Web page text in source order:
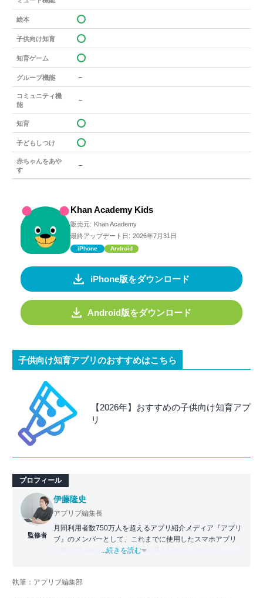
絵本
子供向け知育
知育ゲーム
グループ機能 －
コミュニティ機
能
－
知育
子どもしつけ
赤ちゃんをあや
す
－
Khan Academy Kids
販売元: Khan Academy
最終アップデート日: 2026年7月31日
iPhone Android
iPhone版をダウンロード
Android版をダウンロード
子供向け知育アプリのおすすめはこちら
【2026年】おすすめの子供向け知育アプ
リ
プロフィール
監修者
伊藤隆史
アプリブ編集長
月間利用者数750万人を超えるアプリ紹介メディア『アプリ
ブ』のメンバーとして、これまでに使用したスマホアプリ
の数は25,000以上。アプリの知見を活かし、テレビ・
化アプリの紹介）、TBS『サタプラ』（スマホライフが変
...続きを読む
執筆：アプリブ編集部